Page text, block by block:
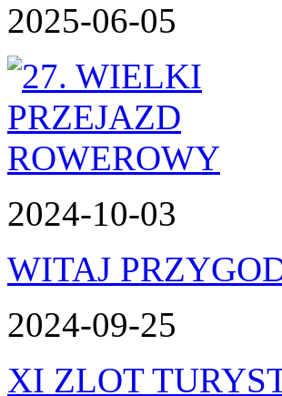
2025-06-05
2024-10-03
WITAJ
2024-09-25
XI ZLOT